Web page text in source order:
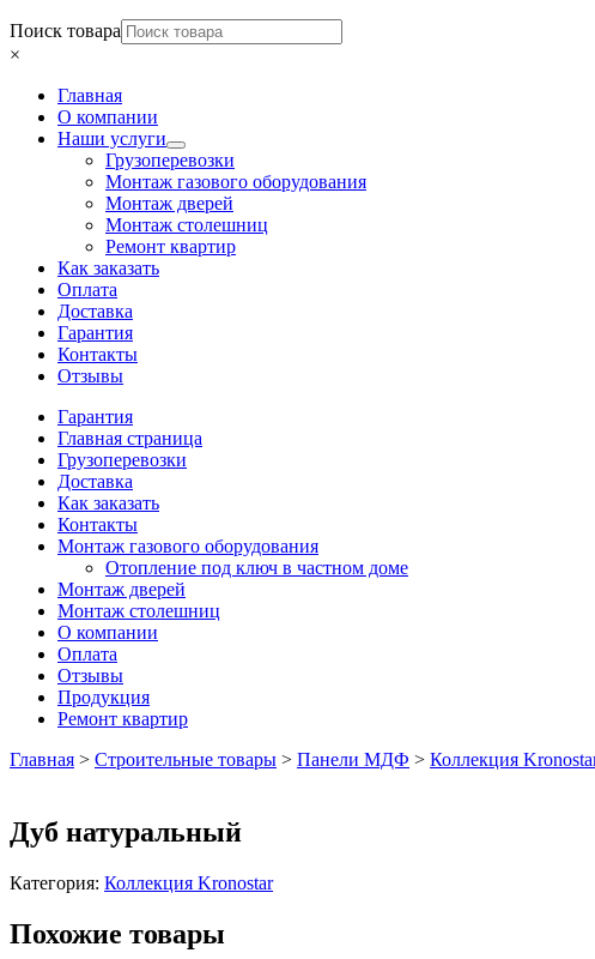
Поиск товара
×
Главная
О компании
Наши услуги
Грузоперевозки
Монтаж газового оборудования
Монтаж дверей
Монтаж столешниц
Ремонт квартир
Как заказать
Оплата
Доставка
Гарантия
Контакты
Отзывы
Гарантия
Главная страница
Грузоперевозки
Доставка
Как заказать
Контакты
Монтаж газового оборудования
Отопление под ключ в частном доме
Монтаж дверей
Монтаж столешниц
О компании
Оплата
Отзывы
Продукция
Ремонт квартир
Главная > Строительные товары > Панели МДФ > Коллекция
Дуб натуральный
Категория: Коллекция Kronostar
Похожие товары